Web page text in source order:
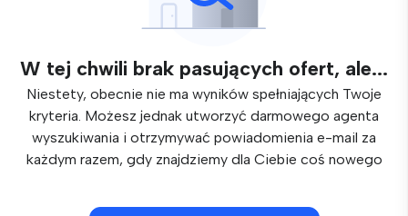
W tej chwili brak pasujących ofert, ale...
Niestety, obecnie nie ma wyników spełniających Twoje
kryteria. Możesz jednak utworzyć darmowego agenta
wyszukiwania i otrzymywać powiadomienia e-mail za
każdym razem, gdy znajdziemy dla Ciebie coś nowego